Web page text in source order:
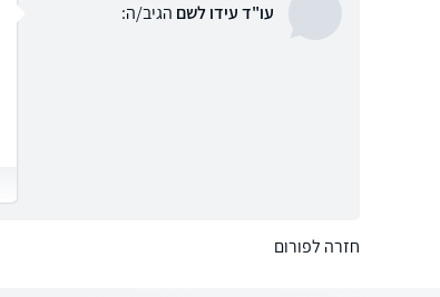
עו"ד עידו לשם הגיב/ה:
חזרה לפורום